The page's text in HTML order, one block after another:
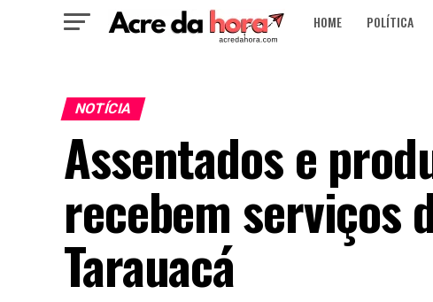
HOME POLÍTICA
NOTÍCIA
Assentados e
recebem serviços
Tarauacá